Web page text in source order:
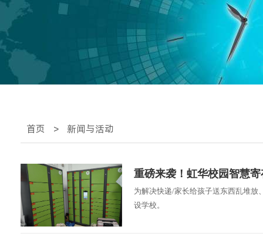
首页 > 新闻与活动
重磅来袭！虹华校园智慧
为解决快递/家长给孩子送东西乱堆放
设学校。